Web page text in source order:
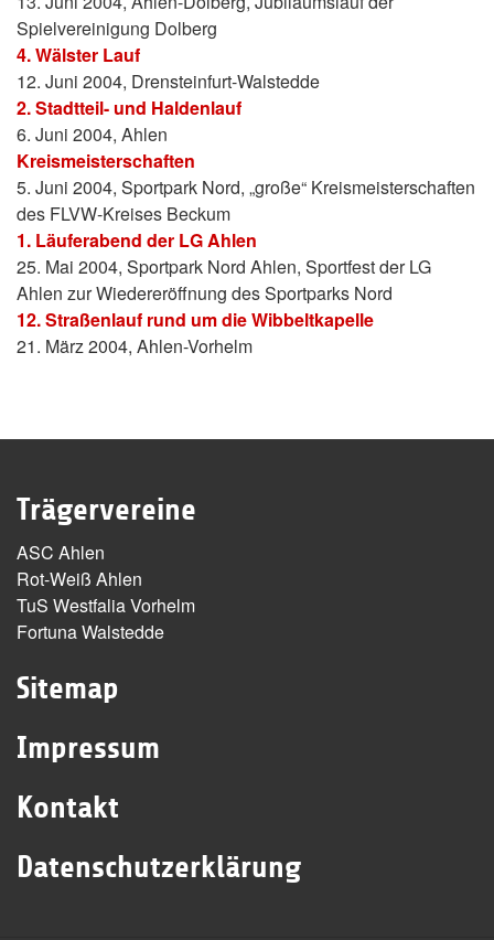
Spielvereinigung Dolberg
4. Wälster Lauf
12. Juni 2004, Drensteinfurt-Walstedde
2. Stadtteil- und Haldenlauf
6. Juni 2004, Ahlen
Kreismeisterschaften
5. Juni 2004, Sportpark Nord, „große“ Kreismeisterschaften
des FLVW-Kreises Beckum
1. Läuferabend der LG Ahlen
25. Mai 2004, Sportpark Nord Ahlen, Sportfest der LG
Ahlen zur Wiedereröffnung des Sportparks Nord
12. Straßenlauf rund um die Wibbeltkapelle
21. März 2004, Ahlen-Vorhelm
Trägervereine
ASC Ahlen
Rot-Weiß Ahlen
TuS Westfalia Vorhelm
Fortuna Walstedde
Sitemap
Impressum
Kontakt
Datenschutzerklärung